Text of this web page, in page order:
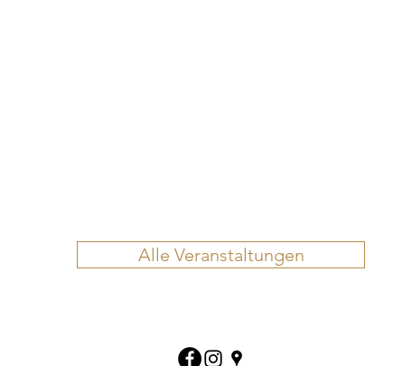
Alle Veranstaltungen